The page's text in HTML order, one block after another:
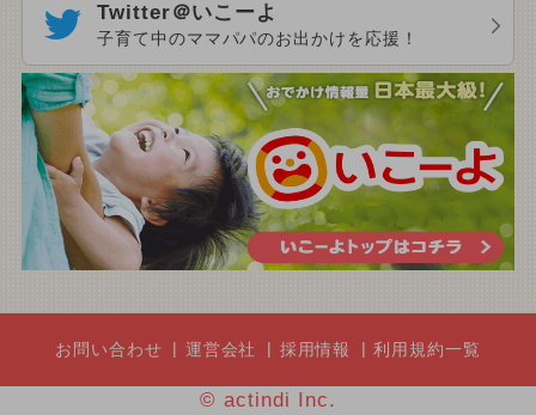
Twitter＠いこーよ
子育て中のママパパのお出かけを応援！
お問い合わせ 運営会社 採用情報 利用規約一覧
© actindi Inc.